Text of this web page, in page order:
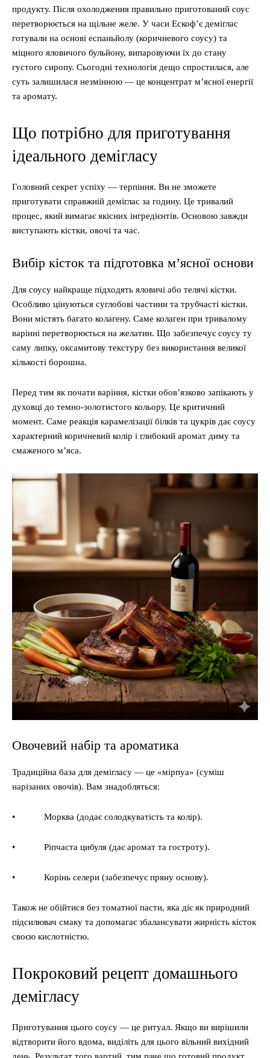
продукту. Після охолодження правильно приготований соус
перетворюється на щільне желе. У часи Ескоф’є деміглас
готували на основі еспаньйолу (коричневого соусу) та
міцного яловичого бульйону, випаровуючи їх до стану
густого сиропу. Сьогодні технологія дещо спростилася, але
суть залишилася незмінною — це концентрат м’ясної енергії
та аромату.
Що потрібно для приготування
ідеального демігласу
Головний секрет успіху — терпіння. Ви не зможете
приготувати справжній деміглас за годину. Це тривалий
процес, який вимагає якісних інгредієнтів. Основою завжди
виступають кістки, овочі та час.
Вибір кісток та підготовка м’ясної основи
Для соусу найкраще підходять яловичі або телячі кістки.
Особливо цінуються суглобові частини та трубчасті кістки.
Вони містять багато колагену. Саме колаген при тривалому
варінні перетворюється на желатин. Що забезпечує соусу ту
саму липку, оксамитову текстуру без використання великої
кількості борошна.
Перед тим як почати варіння, кістки обов’язково запікають у
духовці до темно-золотистого кольору. Це критичний
момент. Саме реакція карамелізації білків та цукрів дає соусу
характерний коричневий колір і глибокий аромат диму та
смаженого м’яса.
Овочевий набір та ароматика
Традиційна база для демігласу — це «мірпуа» (суміш
нарізаних овочів). Вам знадобляться:
• Морква (додає солодкуватість та колір).
• Ріпчаста цибуля (дає аромат та гостроту).
• Корінь селери (забезпечує пряну основу).
Також не обійтися без томатної пасти, яка діє як природний
підсилювач смаку та допомагає збалансувати жирність кісток
своєю кислотністю.
Покроковий рецепт домашнього
демігласу
Приготування цього соусу — це ритуал. Якщо ви вирішили
відтворити його вдома, виділіть для цього вільний вихідний